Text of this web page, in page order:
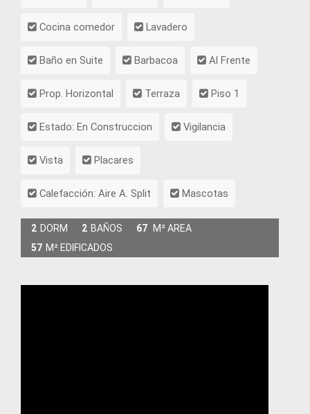
Cocina comedor Lavadero
Baño en Suite Barbacoa Al Frente
Prop. Horizontal Terraza Piso 1
Estado: En Construccion Vigilancia
Vista Placares
Calefacción: Aire A. Split Mascotas
2 DORM 2 BAÑOS 67
M² AREA
57 M² EDIFICADOS